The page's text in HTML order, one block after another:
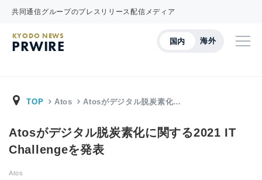
共同通信グループのプレスリリース配信メディア
国内 海外
KYODO NEWS
PRWIRE
TOP Atos Atosがデジタル脱炭素化…
Atosがデジタル脱炭素化に関する2021 IT
Challengeを発表
Atos